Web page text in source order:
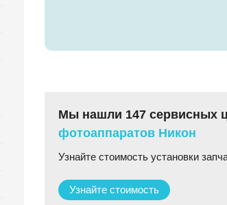
Мы нашли 147 сервисных
фотоаппаратов Никон
Узнайте стоимость установки
Узнайте стоимость